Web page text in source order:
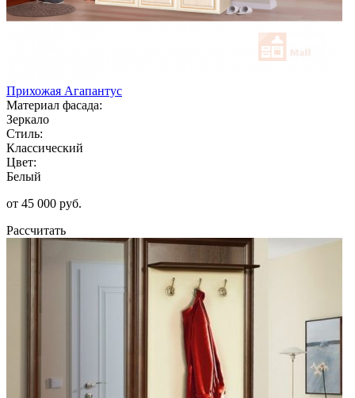
Прихожая Агапантус
Материал фасада:
Зеркало
Стиль:
Классический
Цвет:
Белый
от 45 000 руб.
Рассчитать